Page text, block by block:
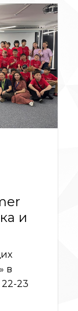
и
в
22-23